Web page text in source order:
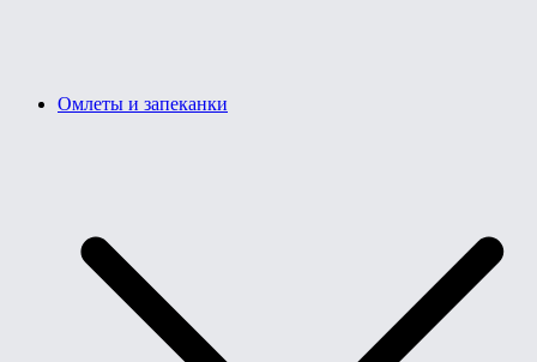
Омлеты и запеканки